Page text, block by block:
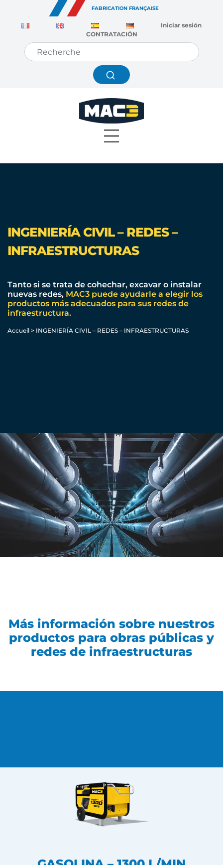
FABRICATION FRANÇAISE
Iniciar sesión
CONTRATACIÓN
Accueil > INGENIERÍA CIVIL – REDES – INFRAESTRUCTURAS
INGENIERÍA CIVIL – REDES –
INFRAESTRUCTURAS
Tanto si se trata de cohechar, excavar o instalar
nuevas redes, MAC3 puede ayudarle a elegir los
productos más adecuados para sus redes de
infraestructura.
Más información sobre nuestros
productos para obras públicas y
redes de infraestructuras
Panel de gestión de cookies